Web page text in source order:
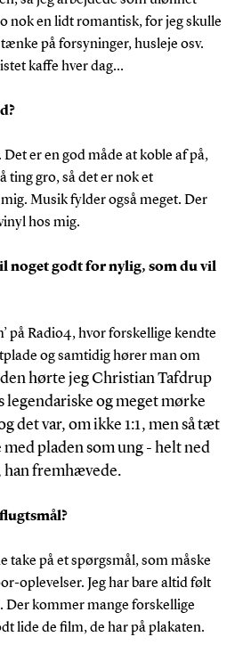
nok en lidt romantisk, for jeg skulle
på forsyninger, husleje osv.
kaffe hver dag…
Det er en god måde at koble af på,
ting gro, så det er nok et
Musik fylder også meget. Der
hos mig.
noget godt for nylig, som du vil
på Radio4, hvor forskellige kendte
og samtidig hører man om
hørte jeg Christian Tafdrup
legendariske og meget mørke
det var, om ikke 1:1, men så tæt
pladen som ung - helt ned
fremhævede.
take på et spørgsmål, som måske
oplevelser. Jeg har bare altid følt
Der kommer mange forskellige
lide de film, de har på plakaten.